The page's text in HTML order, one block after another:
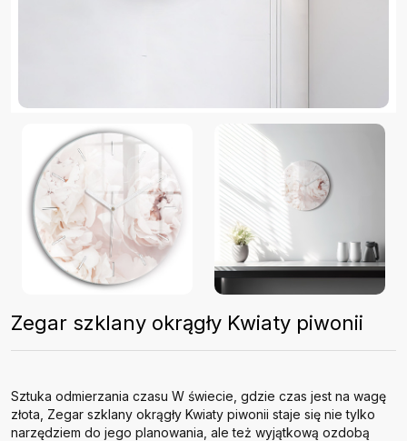
Zegar szklany okrągły Kwiaty piwonii
Sztuka odmierzania czasu W świecie, gdzie czas jest na wagę
złota, Zegar szklany okrągły Kwiaty piwonii staje się nie tylko
narzędziem do jego planowania, ale też wyjątkową ozdobą